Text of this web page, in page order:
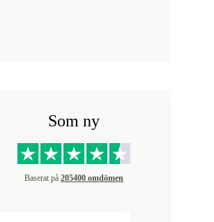
Som ny
Baserat på 205400 omdömen